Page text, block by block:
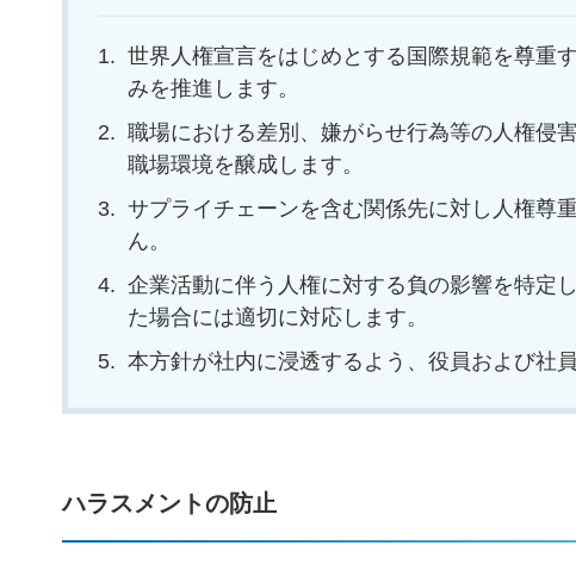
世界人権宣言をはじめとする国際規範を尊重
みを推進します。
職場における差別、嫌がらせ行為等の人権侵
職場環境を醸成します。
サプライチェーンを含む関係先に対し人権尊
ん。
企業活動に伴う人権に対する負の影響を特定
た場合には適切に対応します。
本方針が社内に浸透するよう、役員および社
ハラスメントの防止